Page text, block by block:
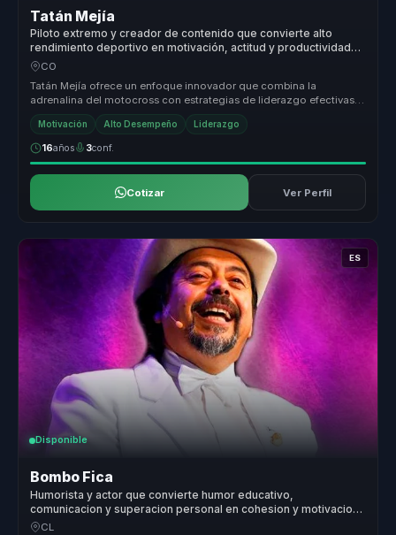
Tatán Mejía
Piloto extremo y creador de contenido que convierte alto
rendimiento deportivo en motivación, actitud y productividad
para líderes y equipos.
CO
Tatán Mejía ofrece un enfoque innovador que combina la
adrenalina del motocross con estrategias de liderazgo efectivas.
Su capacidad para...
Motivación Alto Desempeño Liderazgo
16años 3conf.
Cotizar Ver Perfil
ES
Disponible
Bombo Fica
Humorista y actor que convierte humor educativo,
comunicacion y superacion personal en cohesion y motivacion
para lideres y equipos.
CL